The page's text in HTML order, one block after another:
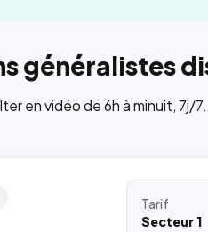
généralistes
en vidéo de 6h à minuit, 7j/7.
Tarif
Secteur 1